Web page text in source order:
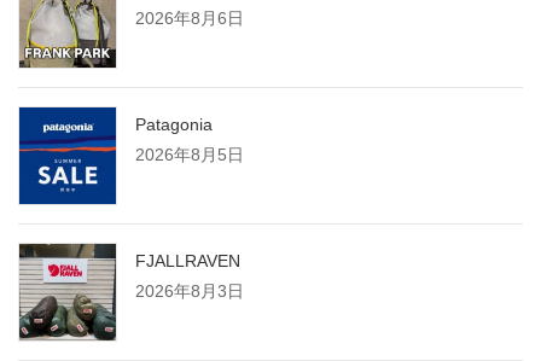
ー
ジ
送
り
2026年8月6日
Patagonia
2026年8月5日
FJALLRAVEN
2026年8月3日